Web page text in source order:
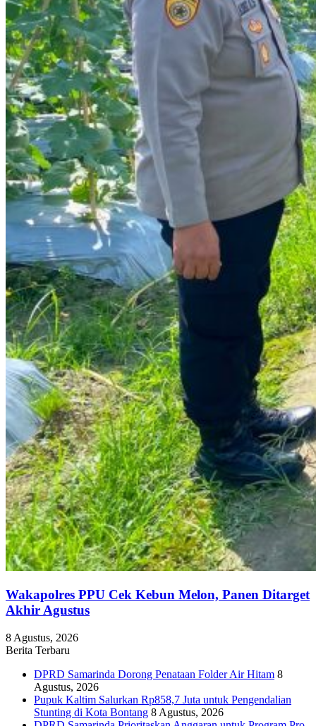
Wakapolres PPU Cek Kebun Melon, Panen Ditarget
Akhir Agustus
8 Agustus, 2026
Berita Terbaru
DPRD Samarinda Dorong Penataan Folder Air Hitam 8
Agustus, 2026
Pupuk Kaltim Salurkan Rp858,7 Juta untuk Pengendalian
Stunting di Kota Bontang 8 Agustus, 2026